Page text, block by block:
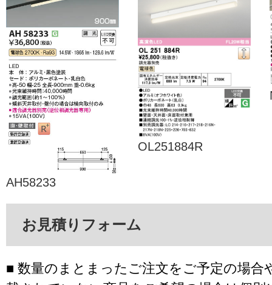
AH58233
OL251884R
お見積りフォーム
■ 数量のまとまったご注文をご予定の場合